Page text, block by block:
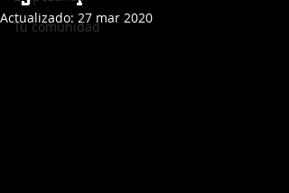
Tu comunidad
Actualizado: 27 mar 2020